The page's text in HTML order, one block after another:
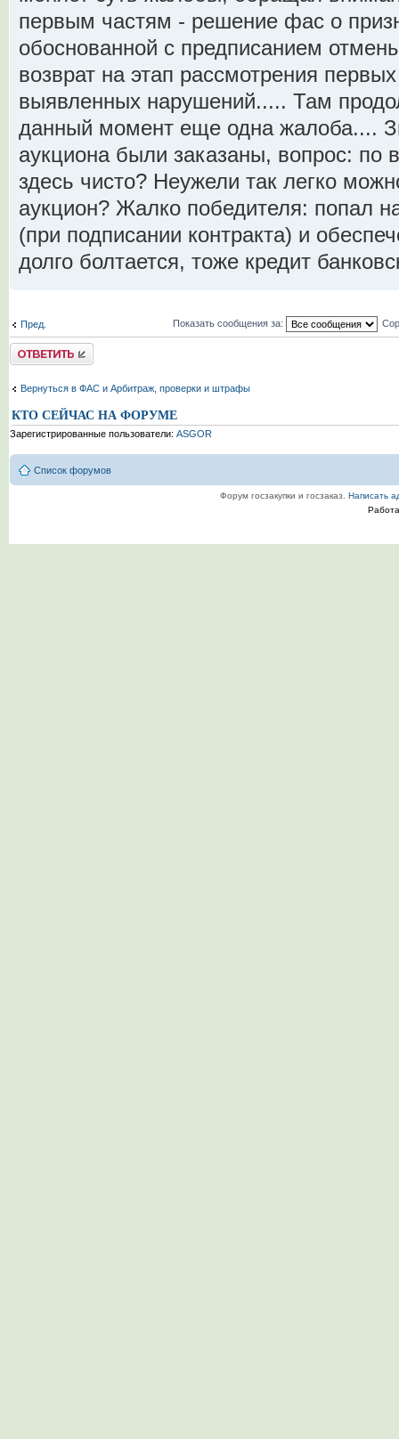
первым частям - решение фас о
обоснованной с предписанием
возврат на этап рассмотрения
выявленных нарушений..... Там
данный момент еще одна жалоба....
аукциона были заказаны, вопрос:
здесь чисто? Неужели так легко
аукцион? Жалко победителя: попал
(при подписании контракта) и
долго болтается, тоже кредит
Пред. Показать сообщения за:
Комментировать
Вернуться в ФАС и Арбитраж, проверки и штрафы
КТО СЕЙЧАС НА ФОРУМЕ
Зарегистрированные пользователи: ASGOR
Список форумов
Форум госзакупки и госзаказ.Написать